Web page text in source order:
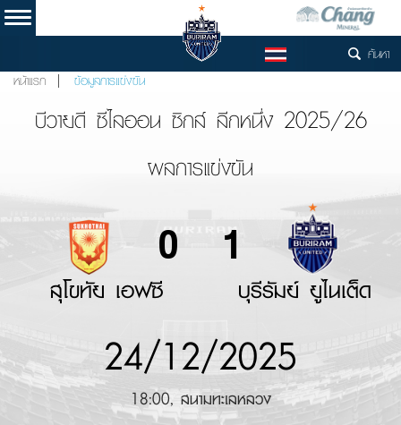
TH
ค้นหา
หน้าแรก
ข้อมูลการแข่งขัน
บีวายดี ซีไลออน ซิกส์ ลีกหนึ่ง 2025/26
ผลการแข่งขัน
สุโขทัย เอฟซี
0 1
บุรีรัมย์ ยูไนเต็ด
24/12/2025
18:00, สนามทะเลหลวง